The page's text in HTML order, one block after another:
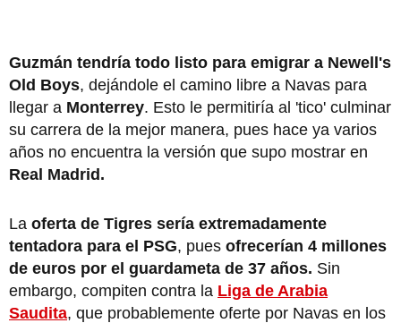
Guzmán tendría todo listo para emigrar a Newell's
Old Boys, dejándole el camino libre a Navas para
llegar a Monterrey. Esto le permitiría al 'tico' culminar
su carrera de la mejor manera, pues hace ya varios
años no encuentra la versión que supo mostrar en
Real Madrid.
La oferta de Tigres sería extremadamente
tentadora para el PSG, pues ofrecerían 4 millones
de euros por el guardameta de 37 años. Sin
embargo, compiten contra la Liga de Arabia
Saudita, que probablemente oferte por Navas en los